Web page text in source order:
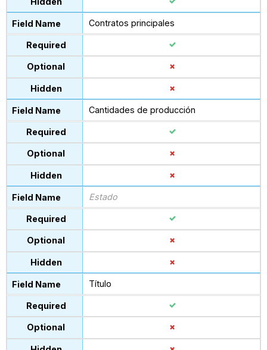
Contratos principales
Cantidades de producción
Estado
Título